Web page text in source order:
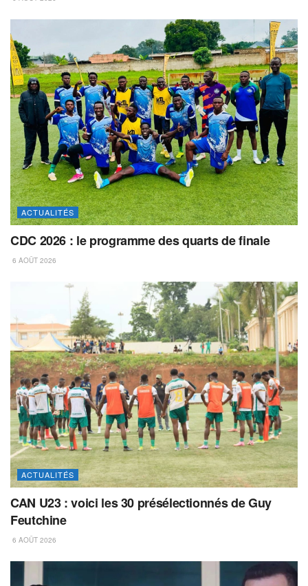
ACTUALITÉS
CDC 2026 : le programme des quarts de finale
6 AOÛT 2026
ACTUALITÉS
CAN U23 : voici les 30 présélectionnés de Guy
Feutchine
6 AOÛT 2026